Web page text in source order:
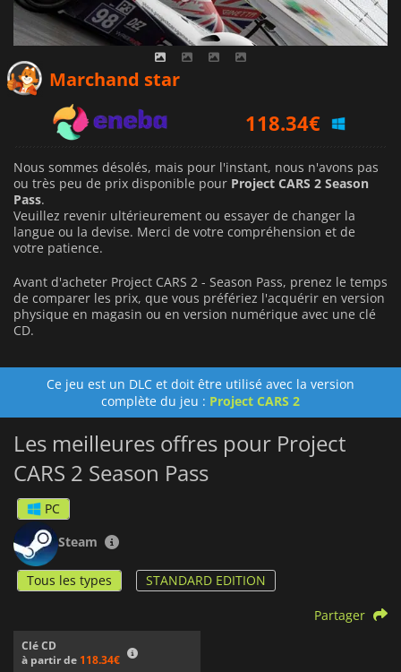
Marchand star
118.34€
Nous sommes désolés, mais pour l'instant, nous n'avons pas
ou très peu de prix disponible pour Project CARS 2 Season
Pass.
Veuillez revenir ultérieurement ou essayer de changer la
langue ou la devise. Merci de votre compréhension et de
votre patience.
Avant d'acheter Project CARS 2 - Season Pass, prenez le temps
de comparer les prix, que vous préfériez l'acquérir en version
physique en magasin ou en version numérique avec une clé
CD.
Ce jeu est un DLC et doit être utilisé avec la version
complète du jeu : Project CARS 2
Les meilleures offres pour Project
CARS 2 Season Pass
PC
Steam
Tous les types STANDARD EDITION
Clé CD
à partir de 118.34€
Partager